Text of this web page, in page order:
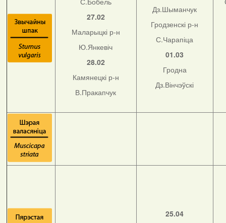
27.02
Маларыцкі р-н
Ю.Янкевіч
28.02
Камянецкі р-н
В.Пракапчук
Дз.Шыманчук
Гродзенскі р-н
С.Чарапіца
01.03
Гродна
Дз.Вінчэўскі
25.04